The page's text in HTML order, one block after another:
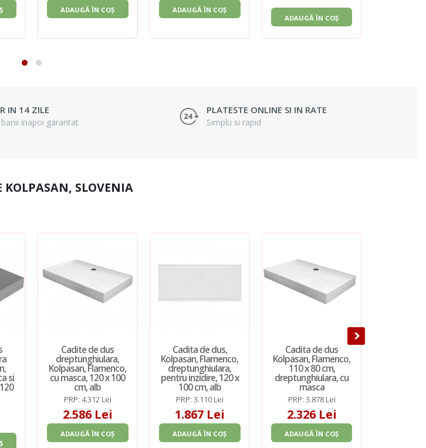
ADAUGĂ ÎN COȘ ADAUGĂ ÎN COȘ
ADAUGĂ ÎN COȘ
IN 14 ZILE
inapoi garantat
PLATESTE ONLINE SI IN RATE
Simplu si rapid
KOLPASAN, SLOVENIA
si
Cadite de dus
dreptunghiulara,
Kolpasan, Flamenco,
cu masca, 120 x 100
cm, alb
PRP: 4.312 Lei
2.586 Lei
ADAUGĂ ÎN COȘ
Cadita de dus,
Kolpasan, Flamenco,
dreptunghiulara,
pentru inzidire, 120 x
100 cm, alb
PRP: 3.110 Lei
1.867 Lei
ADAUGĂ ÎN COȘ
Cadita de dus
Kolpasan, Flamenco,
110 x 80 cm,
dreptunghiulara, cu
masca
PRP: 3.878 Lei
2.326 Lei
ADAUGĂ ÎN COȘ